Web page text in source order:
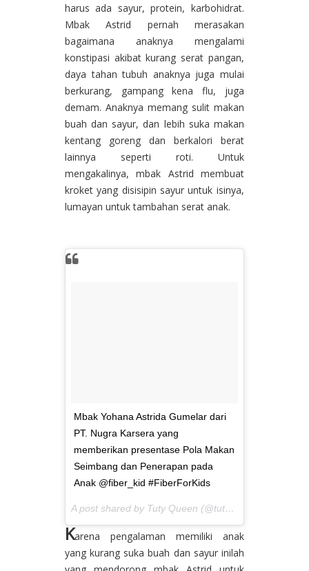
harus ada sayur, protein, karbohidrat.
Mbak Astrid pernah merasakan
bagaimana anaknya mengalami
konstipasi akibat kurang serat pangan,
daya tahan tubuh anaknya juga mulai
berkurang, gampang kena flu, juga
demam. Anaknya memang sulit makan
buah dan sayur, dan lebih suka makan
kentang goreng dan berkalori berat
lainnya seperti roti. Untuk
mengakalinya, mbak Astrid membuat
kroket yang disisipin sayur untuk isinya,
lumayan untuk tambahan serat anak.
Mbak Yohana Astrida Gumelar dari
PT. Nugra Karsera yang
memberikan presentase Pola Makan
Seimbang dan Penerapan pada
Anak @fiber_kid #FiberForKids
A post shared by Tuty Queen (@tutyqueen) on
Karena pengalaman memiliki anak
yang kurang suka buah dan sayur inilah